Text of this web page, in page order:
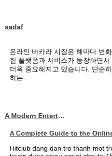
sadaf
온라인 바카라 시장은 해마다 변
한 플랫폼과 서비스가 등장하면
더욱 중요해지고 있습니다. 단순
하는...
A Modern Entertainment Platform Bringing
A Complete Guide to the
Hitclub dang dan tro thanh mot